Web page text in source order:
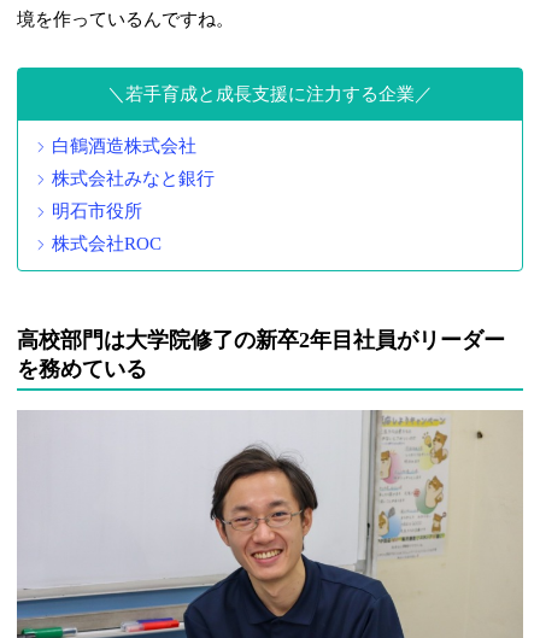
境を作っているんですね。
若手育成と成長支援に注力する企業
白鶴酒造株式会社
株式会社みなと銀行
明石市役所
株式会社ROC
高校部門は大学院修了の新卒2年目社員がリーダー
を務めている